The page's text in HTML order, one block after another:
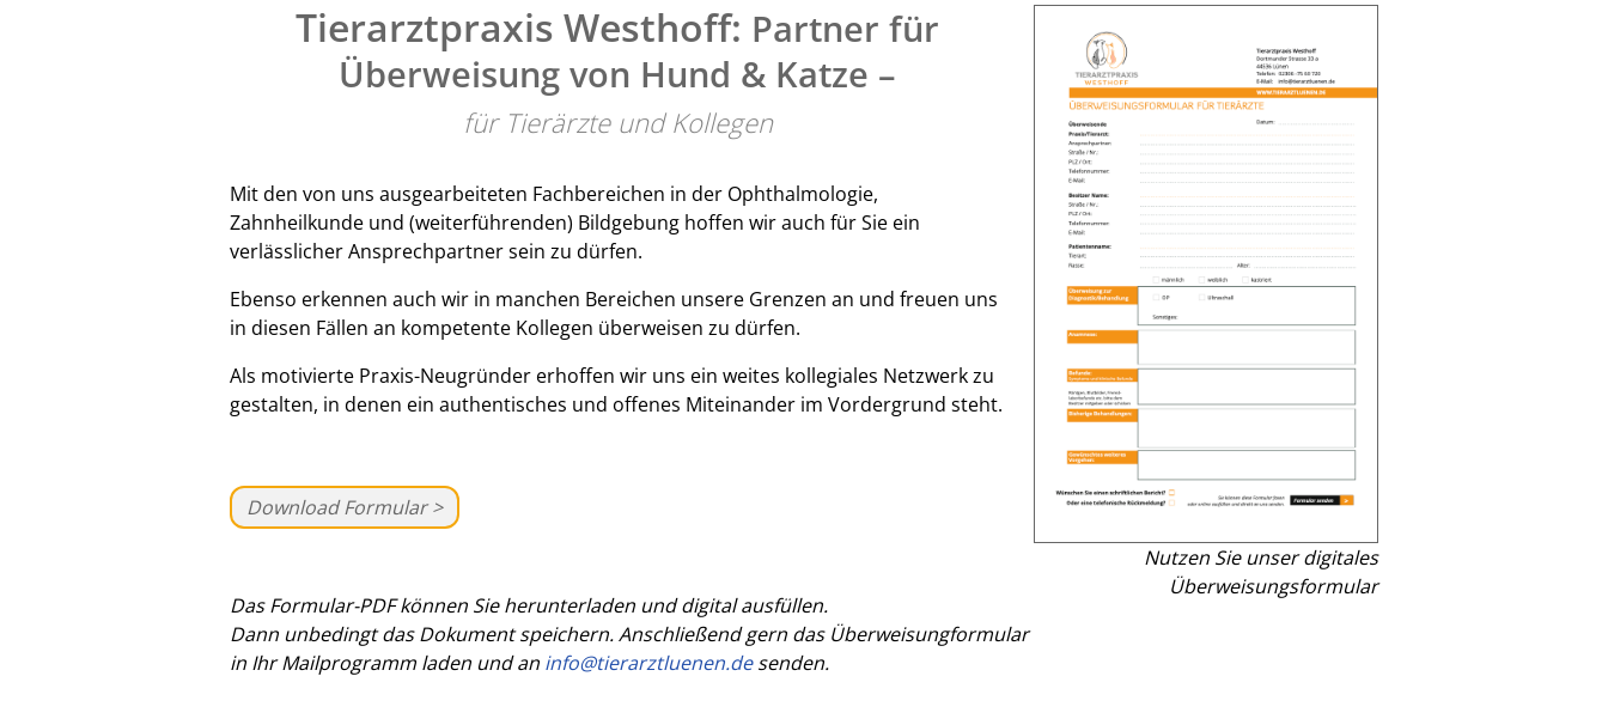
Nutzen Sie unser digitales
Überweisungsformular
Tierarztpraxis Westhoff: Partner für
Überweisung von Hund & Katze –
für Tierärzte und Kollegen
Mit den von uns ausgearbeiteten Fachbereichen in der Ophthalmologie,
Zahnheilkunde und (weiterführenden) Bildgebung hoffen wir auch für Sie ein
verlässlicher Ansprechpartner sein zu dürfen.
Ebenso erkennen auch wir in manchen Bereichen unsere Grenzen an und freuen uns
in diesen Fällen an kompetente Kollegen überweisen zu dürfen.
Als motivierte Praxis-Neugründer erhoffen wir uns ein weites kollegiales Netzwerk zu
gestalten, in denen ein authentisches und offenes Miteinander im Vordergrund steht.
Download Formular >
Das Formular-PDF können Sie herunterladen und digital ausfüllen.
Dann unbedingt das Dokument speichern. Anschließend gern das Überweisungformular
in Ihr Mailprogramm laden und an info@tierarztluenen.desenden.